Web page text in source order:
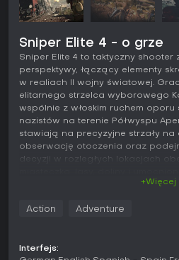
Sniper Elite 4 - o grze
Sniper Elite 4 to taktyczny shooter
perspektywy, łączący elementy
w realiach II wojny światowej.
elitarnego strzelca wyborowego
wspólnie z włoskim ruchem
nazistów na terenie Półwyspu
stawiają na precyzyjne strzały na
obserwację otoczenia oraz
decyzji w rozległych lokacjach
gracz oznacza przeciwników i
+Więcej
Action Adventure
Interfejs: